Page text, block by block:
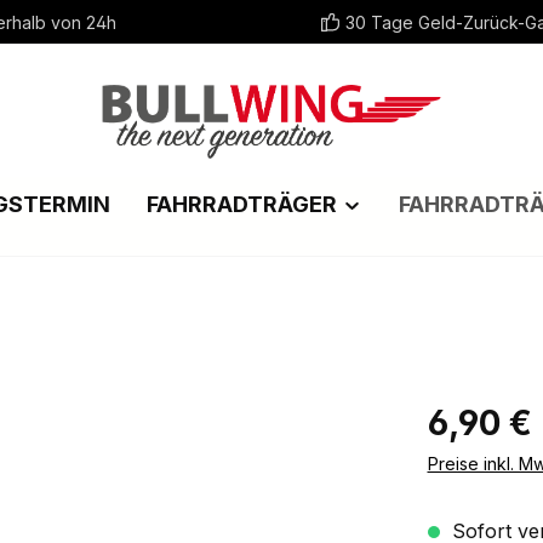
von 24h 30 Tage Geld-Zurück-
FAHRRADTRÄGER
Regulärer
6,90 €
Preise inkl.
Sofort